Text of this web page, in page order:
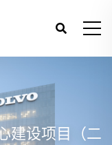
建设项目（二